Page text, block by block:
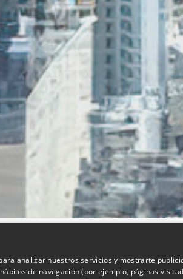
analizar nuestros servicios y mostrarte
de navegación (por ejemplo, páginas